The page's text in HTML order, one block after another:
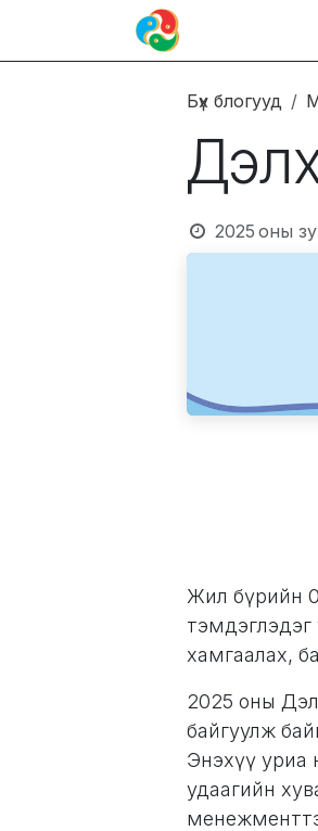
Бүх блогууд
2025 оны
Жил бүрийн
тэмдэглэдэг
хамгаалах,
2025 оны
байгуулж
Энэхүү уриа
удаагийн